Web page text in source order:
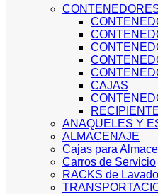
CAJAS
ANAQUELES Y
ALMACENAJE
Cajas para
Carros de Servicio
RACKS de